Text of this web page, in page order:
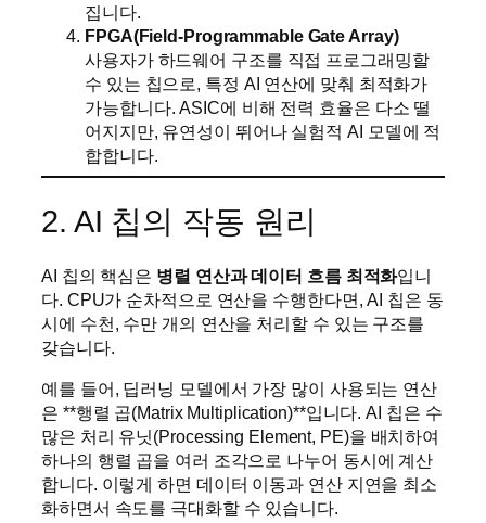
집니다.
FPGA(Field-Programmable Gate Array)
사용자가 하드웨어 구조를 직접 프로그래밍할
수 있는 칩으로, 특정 AI 연산에 맞춰 최적화가
가능합니다. ASIC에 비해 전력 효율은 다소 떨
어지지만, 유연성이 뛰어나 실험적 AI 모델에 적
합합니다.
2. AI 칩의 작동 원리
AI 칩의 핵심은 병렬 연산과 데이터 흐름 최적화입니
다. CPU가 순차적으로 연산을 수행한다면, AI 칩은 동
시에 수천, 수만 개의 연산을 처리할 수 있는 구조를
갖습니다.
예를 들어, 딥러닝 모델에서 가장 많이 사용되는 연산
은 **행렬 곱(Matrix Multiplication)**입니다. AI 칩은 수
많은 처리 유닛(Processing Element, PE)을 배치하여
하나의 행렬 곱을 여러 조각으로 나누어 동시에 계산
합니다. 이렇게 하면 데이터 이동과 연산 지연을 최소
화하면서 속도를 극대화할 수 있습니다.